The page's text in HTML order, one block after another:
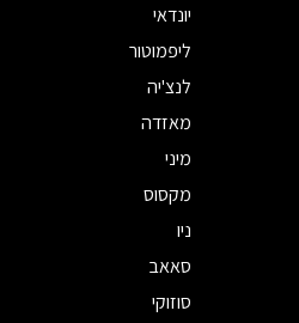
יונדאי
ליפמוטור
לנצ'יה
מאזדה
מיני
מקסוס
ניו
סאאב
סוזוקי